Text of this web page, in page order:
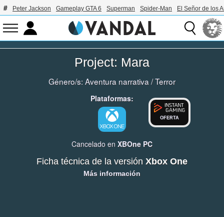
Peter Jackson Gameplay GTA 6 Superman Spider-Man El Señor de los
Project: Mara
Género/s: Aventura narrativa /Terror
Plataformas:
OFERTA
Cancelado en XBOne PC
Ficha técnica de la versión Xbox One
Más información